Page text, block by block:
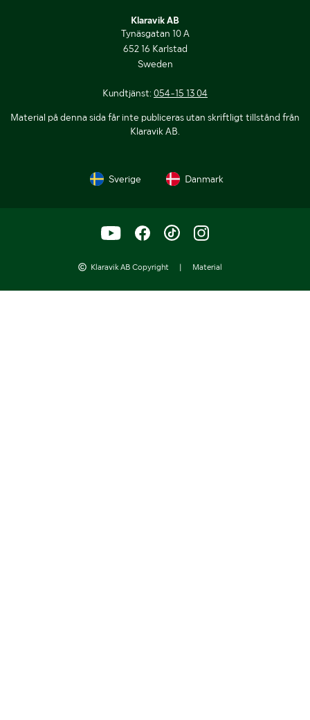
Klaravik AB
Tynäsgatan 10 A
652 16 Karlstad
Sweden
Kundtjänst: 054-15 13 04
Material på denna sida får inte publiceras utan skriftligt tillstånd från
Klaravik AB.
Sverige Danmark
Klaravik AB Copyright | Material